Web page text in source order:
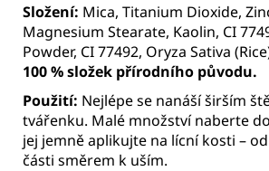
Složení: Mica, Titanium Dioxide,
Magnesium Stearate, Kaolin, CI
Powder, CI77492, Oryza Sativa (
100 %složek přírodního původu.
Použití: Nejlépese nanášíširším
tvářenku. Malé množstvínabertedo
jej jemněaplikujte na lícníkosti –od
části směrem k uším.